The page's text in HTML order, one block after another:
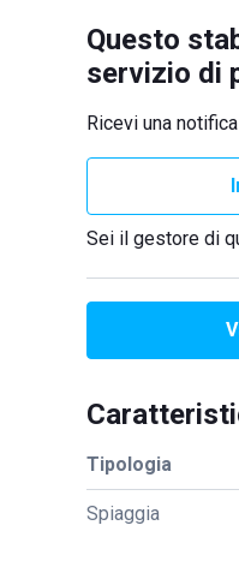
Questo
servizio di
Ricevi una
Sei il gestore di
Tipologia
Spiaggia